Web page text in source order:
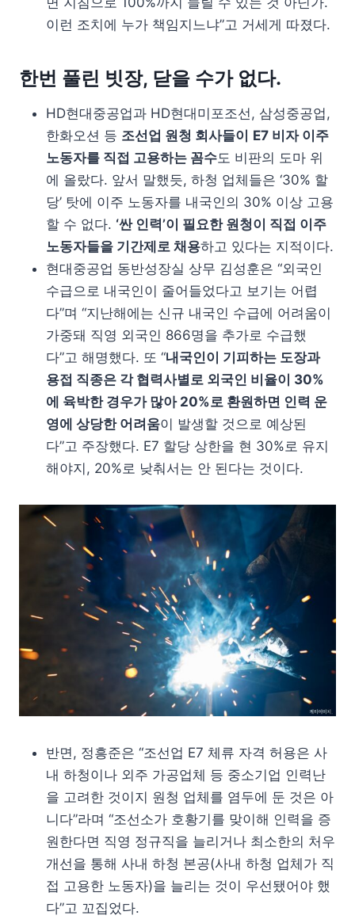
이런 조치에 누가 책임지느냐”고 거세게 따졌다.
한번 풀린 빗장, 닫을 수가 없다.
HD현대중공업과 HD현대미포조선, 삼성중공업,
한화오션 등 조선업 원청 회사들이 E7 비자 이주
노동자를 직접 고용하는 꼼수도 비판의 도마 위
에 올랐다. 앞서 말했듯, 하청 업체들은 ‘30% 할
당’ 탓에 이주 노동자를 내국인의 30% 이상 고용
할 수 없다. ‘싼 인력’이 필요한 원청이 직접 이주
노동자들을 기간제로 채용하고 있다는 지적이다.
현대중공업 동반성장실 상무 김성훈은 “외국인
수급으로 내국인이 줄어들었다고 보기는 어렵
다”며 “지난해에는 신규 내국인 수급에 어려움이
가중돼 직영 외국인 866명을 추가로 수급했
다”고 해명했다. 또 “내국인이 기피하는 도장과
용접 직종은 각 협력사별로 외국인 비율이 30%
에 육박한 경우가 많아 20%로 환원하면 인력 운
영에 상당한 어려움이 발생할 것으로 예상된
다”고 주장했다. E7 할당 상한을 현 30%로 유지
해야지, 20%로 낮춰서는 안 된다는 것이다.
반면, 정흥준은 “조선업 E7 체류 자격 허용은 사
내 하청이나 외주 가공업체 등 중소기업 인력난
을 고려한 것이지 원청 업체를 염두에 둔 것은 아
니다”라며 “조선소가 호황기를 맞이해 인력을 증
원한다면 직영 정규직을 늘리거나 최소한의 처우
개선을 통해 사내 하청 본공(사내 하청 업체가 직
접 고용한 노동자)을 늘리는 것이 우선됐어야 했
다”고 꼬집었다.